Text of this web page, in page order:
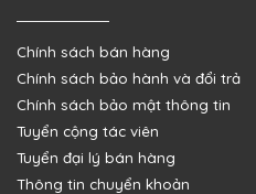
Chính sách bán hàng
Chính sách bảo hành và đổi trả
Chính sách bảo mật thông tin
Tuyển cộng tác viên
Tuyển đại lý bán hàng
Thông tin chuyển khoản